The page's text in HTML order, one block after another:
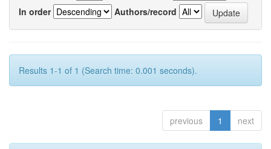
In order
Authors/record
Results 1-1 of 1 (Search time: 0.001 seconds).
previous 1 next